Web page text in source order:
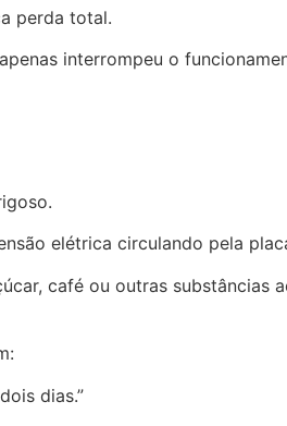
perda total.
interrompeu o
elétrica circulando pela
café ou outras
dias.”